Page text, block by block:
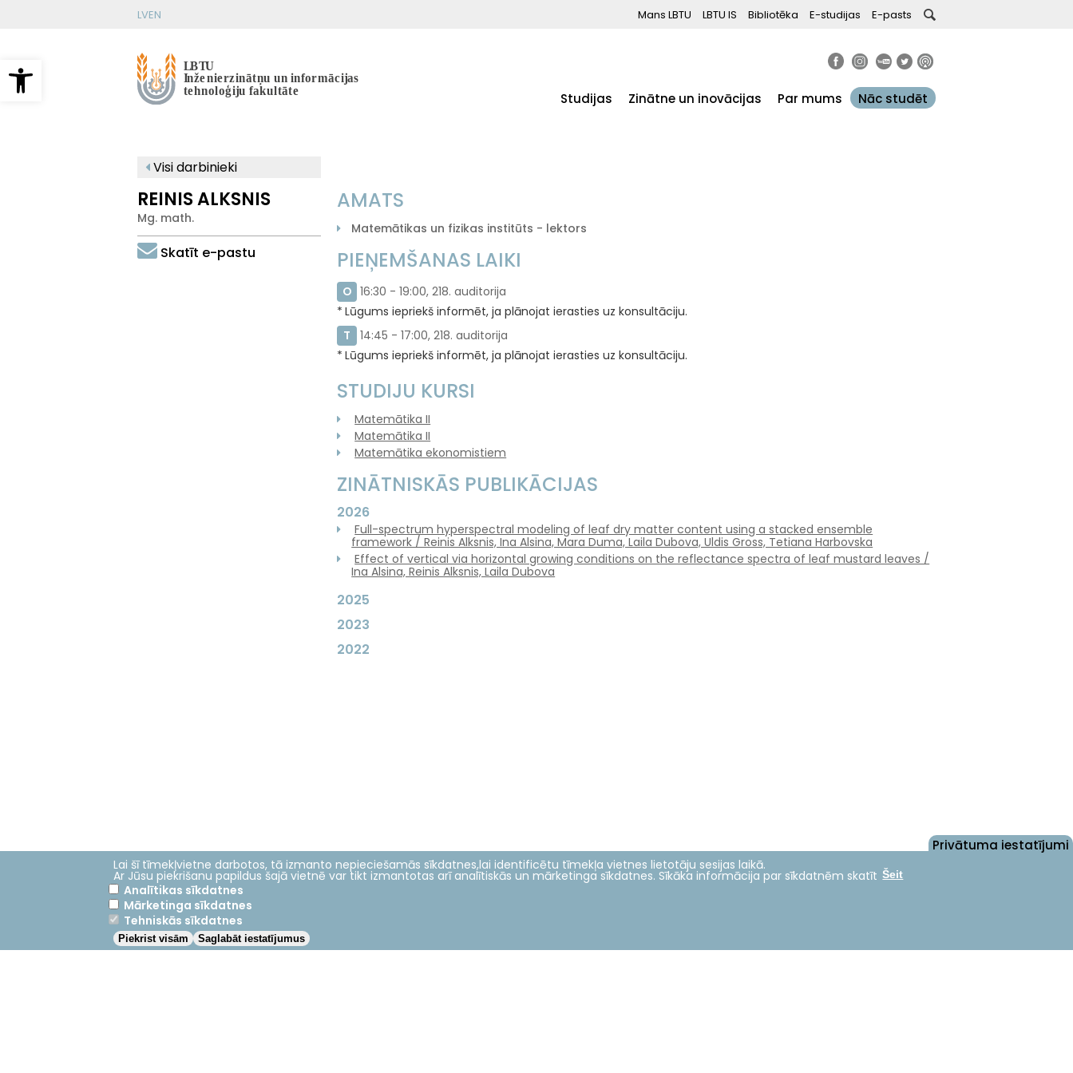
Open toolbar
LVEN Mans LBTU LBTU IS Bibliotēka E-studijas E-pasts
Studijas Zinātne un inovācijas Par mums Nāc studēt
Visi darbinieki
REINIS ALKSNIS
Mg. math.
Skatīt e-pastu
AMATS
Matemātikas un fizikas institūts - lektors
PIEŅEMŠANAS LAIKI
O 16:30 - 19:00, 218. auditorija
Lūgums iepriekš informēt, ja plānojat ierasties uz konsultāciju.
T
14:45 - 17:00, 218. auditorija
Lūgums iepriekš informēt, ja plānojat ierasties uz konsultāciju.
STUDIJU KURSI
Matemātika II
Matemātika II
Matemātika ekonomistiem
ZINĀTNISKĀS PUBLIKĀCIJAS
2026
Full-spectrum hyperspectral modeling of leaf dry matter content using a stacked ensemble
framework / Reinis Alksnis, Ina Alsina, Mara Duma, Laila Dubova, Uldis Gross, Tetiana Harbovska
Effect of vertical via horizontal growing conditions on the reflectance spectra of leaf mustard leaves /
Ina Alsina, Reinis Alksnis, Laila Dubova
2025
2023
2022
Galvenā
izvēlne
Studijas
Studiju iespējas
Pētniecības virzieni
Dekanāts
Privātuma iestatījumi
Lai šī tīmekļvietne darbotos, tā izmanto nepieciešamās sīkdatnes,lai identificētu tīmekļa vietnes lietotāju sesijas laikā.
Ar Jūsu piekrišanu papildus šajā vietnē var tikt izmantotas arī analītiskās un mārketinga sīkdatnes. Sīkāka informācija par sīkdatnēm skatīt Šeit
Analītikas sīkdatnes
Mārketinga sīkdatnes
Tehniskās sīkdatnes
Saglabāt iestatījumus
Piekrist visām